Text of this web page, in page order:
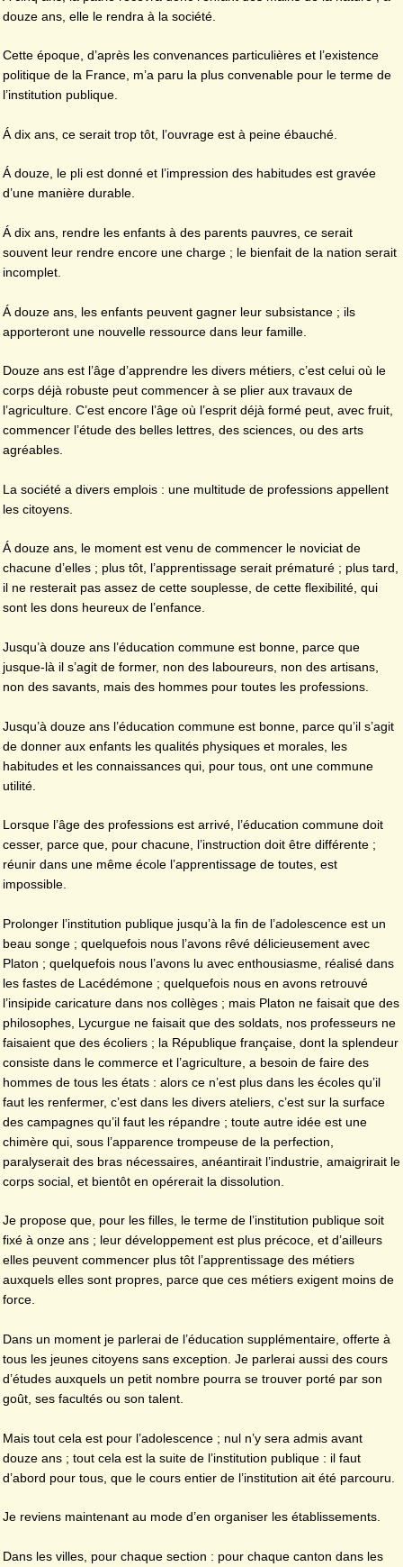
douze ans, elle le rendra à la société.
Cette époque, d’après les convenances particulières et l’existence
politique de la France, m’a paru la plus convenable pour le terme de
l’institution publique.
Á dix ans, ce serait trop tôt, l’ouvrage est à peine ébauché.
Á douze, le pli est donné et l’impression des habitudes est gravée
d’une manière durable.
Á dix ans, rendre les enfants à des parents pauvres, ce serait
souvent leur rendre encore une charge ; le bienfait de la nation serait
incomplet.
Á douze ans, les enfants peuvent gagner leur subsistance ; ils
apporteront une nouvelle ressource dans leur famille.
Douze ans est l’âge d’apprendre les divers métiers, c’est celui où le
corps déjà robuste peut commencer à se plier aux travaux de
l’agriculture. C’est encore l’âge où l’esprit déjà formé peut, avec fruit,
commencer l’étude des belles lettres, des sciences, ou des arts
agréables.
La société a divers emplois : une multitude de professions appellent
les citoyens.
Á douze ans, le moment est venu de commencer le noviciat de
chacune d’elles ; plus tôt, l’apprentissage serait prématuré ; plus tard,
il ne resterait pas assez de cette souplesse, de cette flexibilité, qui
sont les dons heureux de l’enfance.
Jusqu’à douze ans l’éducation commune est bonne, parce que
jusque-là il s’agit de former, non des laboureurs, non des artisans,
non des savants, mais des hommes pour toutes les professions.
Jusqu’à douze ans l’éducation commune est bonne, parce qu’il s’agit
de donner aux enfants les qualités physiques et morales, les
habitudes et les connaissances qui, pour tous, ont une commune
utilité.
Lorsque l’âge des professions est arrivé, l’éducation commune doit
cesser, parce que, pour chacune, l’instruction doit être différente ;
réunir dans une même école l’apprentissage de toutes, est
impossible.
Prolonger l’institution publique jusqu’à la fin de l’adolescence est un
beau songe ; quelquefois nous l’avons rêvé délicieusement avec
Platon ; quelquefois nous l’avons lu avec enthousiasme, réalisé dans
les fastes de Lacédémone ; quelquefois nous en avons retrouvé
l’insipide caricature dans nos collèges ; mais Platon ne faisait que des
philosophes, Lycurgue ne faisait que des soldats, nos professeurs ne
faisaient que des écoliers ; la République française, dont la splendeur
consiste dans le commerce et l’agriculture, a besoin de faire des
hommes de tous les états : alors ce n’est plus dans les écoles qu’il
faut les renfermer, c’est dans les divers ateliers, c’est sur la surface
des campagnes qu’il faut les répandre ; toute autre idée est une
chimère qui, sous l’apparence trompeuse de la perfection,
paralyserait des bras nécessaires, anéantirait l’industrie, amaigrirait le
corps social, et bientôt en opérerait la dissolution.
Je propose que, pour les filles, le terme de l’institution publique soit
fixé à onze ans ; leur développement est plus précoce, et d’ailleurs
elles peuvent commencer plus tôt l’apprentissage des métiers
auxquels elles sont propres, parce que ces métiers exigent moins de
force.
Dans un moment je parlerai de l’éducation supplémentaire, offerte à
tous les jeunes citoyens sans exception. Je parlerai aussi des cours
d’études auxquels un petit nombre pourra se trouver porté par son
goût, ses facultés ou son talent.
Mais tout cela est pour l’adolescence ; nul n’y sera admis avant
douze ans ; tout cela est la suite de l’institution publique : il faut
d’abord pour tous, que le cours entier de l’institution ait été parcouru.
Je reviens maintenant au mode d’en organiser les établissements.
Dans les villes, pour chaque section : pour chaque canton dans les